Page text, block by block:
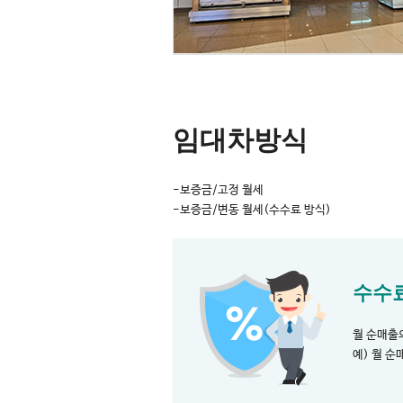
임대차방식
-보증금/고정 월세
-보증금/변동 월세(수수료 방식)
수수
월 순매출
예) 월 순